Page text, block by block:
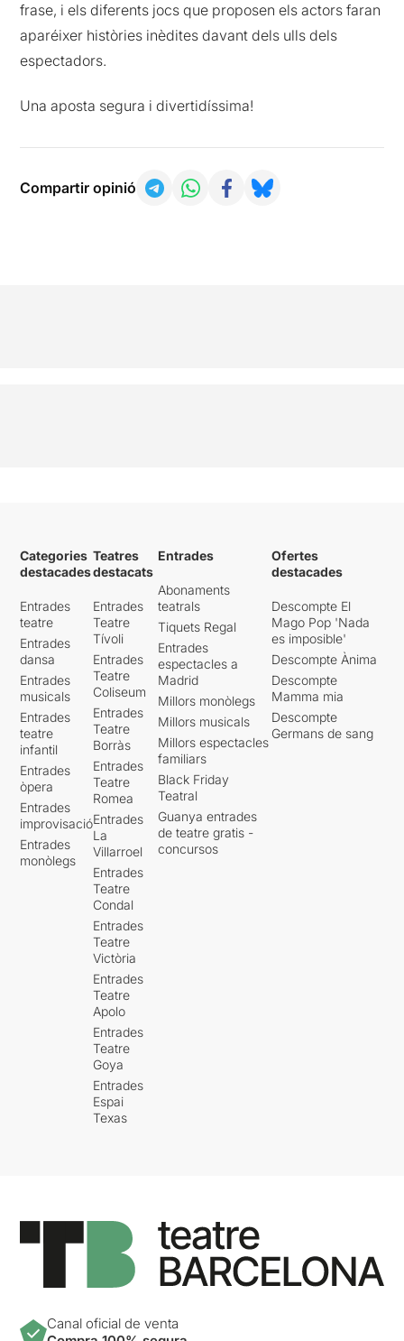
frase, i els diferents jocs que proposen els actors faran
aparéixer històries inèdites davant dels ulls dels
espectadors.
Una aposta segura i divertidíssima!
Compartir opinió
Categories
destacades
Entrades
teatre
Entrades
dansa
Entrades
musicals
Entrades
teatre
infantil
Entrades
òpera
Entrades
improvisació
Entrades
monòlegs
Teatres
destacats
Entrades
Teatre
Tívoli
Entrades
Teatre
Coliseum
Entrades
Teatre
Borràs
Entrades
Teatre
Romea
Entrades
La
Villarroel
Entrades
Teatre
Condal
Entrades
Teatre
Victòria
Entrades
Teatre
Apolo
Entrades
Teatre
Goya
Entrades
Espai
Texas
Entrades
Abonaments
teatrals
Tiquets Regal
Entrades
espectacles a
Madrid
Millors monòlegs
Millors musicals
Millors espectacles
familiars
Black Friday
Teatral
Guanya entrades
de teatre gratis -
concursos
Ofertes
destacades
Descompte El
Mago Pop 'Nada
es imposible'
Descompte Ànima
Descompte
Mamma mia
Descompte
Germans de sang
Canal oficial de venta